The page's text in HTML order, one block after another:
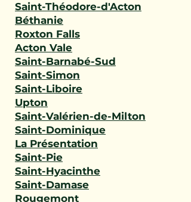
Saint-Théodore-d'Acton
Béthanie
Roxton Falls
Acton Vale
Saint-Barnabé-Sud
Saint-Simon
Saint-Liboire
Upton
Saint-Valérien-de-Milton
Saint-Dominique
La Présentation
Saint-Pie
Saint-Hyacinthe
Saint-Damase
Rougemont